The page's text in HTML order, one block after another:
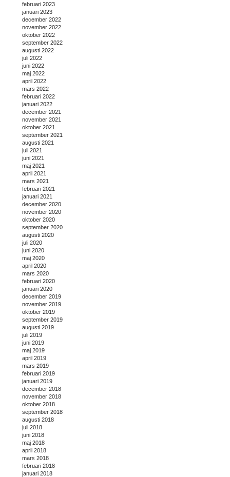
februari 2023
januari 2023
december 2022
november 2022
oktober 2022
september 2022
augusti 2022
juli 2022
juni 2022
maj 2022
april 2022
mars 2022
februari 2022
januari 2022
december 2021
november 2021
oktober 2021
september 2021
augusti 2021
juli 2021
juni 2021
maj 2021
april 2021
mars 2021
februari 2021
januari 2021
december 2020
november 2020
oktober 2020
september 2020
augusti 2020
juli 2020
juni 2020
maj 2020
april 2020
mars 2020
februari 2020
januari 2020
december 2019
november 2019
oktober 2019
september 2019
augusti 2019
juli 2019
juni 2019
maj 2019
april 2019
mars 2019
februari 2019
januari 2019
december 2018
november 2018
oktober 2018
september 2018
augusti 2018
juli 2018
juni 2018
maj 2018
april 2018
mars 2018
februari 2018
januari 2018